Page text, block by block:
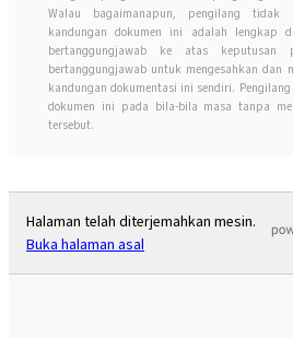
Walau bagaimanapun, pengilang tidak
kandungan dokumen ini adalah lengkap
bertanggungjawab ke atas keputusan
bertanggungjawab untuk mengesahkan dan
kandungan dokumentasi ini sendiri.
dokumen ini pada bila-bila masa tanpa
tersebut.
Halaman telah diterjemahkan mesin.
Buka halaman asal